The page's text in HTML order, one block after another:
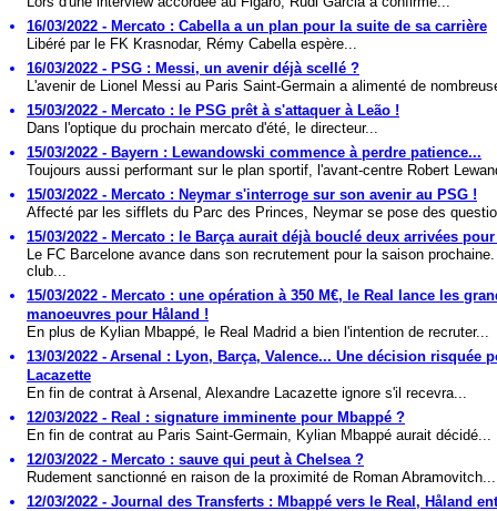
16/03/2022 - Mercato : Cabella a un plan pour la suite de sa carrière
Libéré par le FK Krasnodar, Rémy Cabella espère...
16/03/2022 - PSG : Messi, un avenir déjà scellé ?
L'avenir de Lionel Messi au Paris Saint-Germain a alimenté de
15/03/2022 - Mercato : le PSG prêt à s'attaquer à Leão !
Dans l'optique du prochain mercato d'été, le directeur...
15/03/2022 - Bayern : Lewandowski commence à perdre patience...
Toujours aussi performant sur le plan sportif, l'avant-centre Robert
15/03/2022 - Mercato : Neymar s'interroge sur son avenir au PSG !
Affecté par les sifflets du Parc des Princes, Neymar se pose des
15/03/2022 - Mercato : le Barça aurait déjà bouclé deux arrivées
Le FC Barcelone avance dans son recrutement pour la saison
club...
15/03/2022 - Mercato : une opération à 350 M€, le Real lance les
manoeuvres pour Håland !
En plus de Kylian Mbappé, le Real Madrid a bien l'intention de recruter...
13/03/2022 - Arsenal : Lyon, Barça, Valence... Une décision risquée
Lacazette
En fin de contrat à Arsenal, Alexandre Lacazette ignore s'il recevra...
12/03/2022 - Real : signature imminente pour Mbappé ?
En fin de contrat au Paris Saint-Germain, Kylian Mbappé aurait décidé...
12/03/2022 - Mercato : sauve qui peut à Chelsea ?
Rudement sanctionné en raison de la proximité de Roman Abramovitch...
12/03/2022 - Journal des Transferts : Mbappé vers le Real, Håland